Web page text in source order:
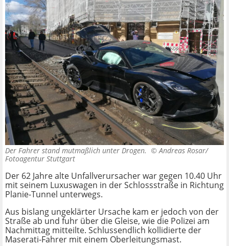
Der Fahrer stand mutmaßlich unter Drogen. ©Andreas Rosar/
Fotoagentur Stuttgart
Der 62 Jahre alte Unfallverursacher war gegen 10.40 Uhr
mit seinem Luxuswagen in der Schlossstraße in Richtung
Planie-Tunnel unterwegs.
Aus bislang ungeklärter Ursache kam er jedoch von der
Straße ab und fuhr über die Gleise, wie die Polizei am
Nachmittag mitteilte. Schlussendlich kollidierte der
Maserati-Fahrer mit einem Oberleitungsmast.